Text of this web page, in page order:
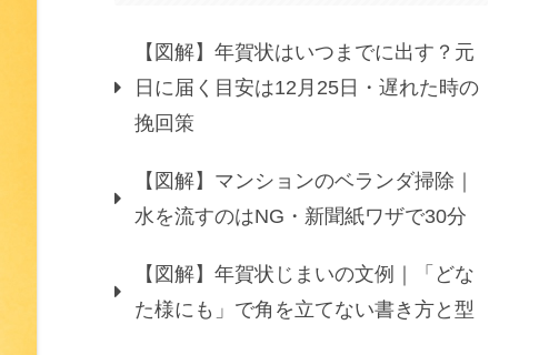
【図解】年賀状はいつまでに出す？元
日に届く目安は12月25日・遅れた時の
挽回策
【図解】マンションのベランダ掃除｜
水を流すのはNG・新聞紙ワザで30分
【図解】年賀状じまいの文例｜「どな
た様にも」で角を立てない書き方と型